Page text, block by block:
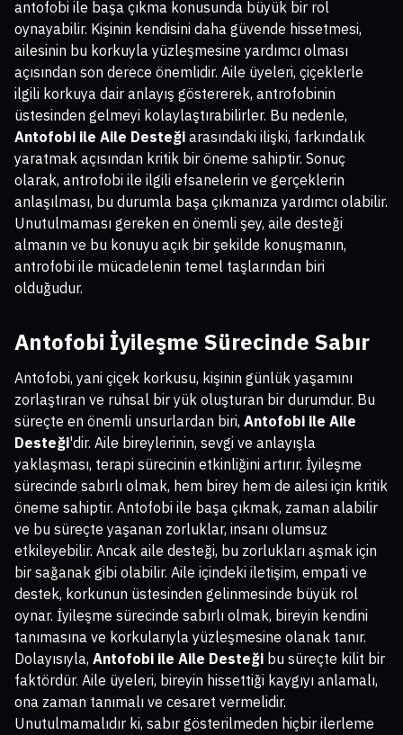
antofobi ile başa çıkma konusunda büyük bir rol
oynayabilir. Kişinin kendisini daha güvende hissetmesi,
ailesinin bu korkuyla yüzleşmesine yardımcı olması
açısından son derece önemlidir. Aile üyeleri, çiçeklerle
ilgili korkuya dair anlayış göstererek, antrofobinin
üstesinden gelmeyi kolaylaştırabilirler. Bu nedenle,
Antofobi ile Aile Desteği arasındaki ilişki, farkındalık
yaratmak açısından kritik bir öneme sahiptir. Sonuç
olarak, antrofobi ile ilgili efsanelerin ve gerçeklerin
anlaşılması, bu durumla başa çıkmanıza yardımcı olabilir.
Unutulmaması gereken en önemli şey, aile desteği
almanın ve bu konuyu açık bir şekilde konuşmanın,
antrofobi ile mücadelenin temel taşlarından biri
olduğudur.
Antofobi İyileşme Sürecinde Sabır
Antofobi, yani çiçek korkusu, kişinin günlük yaşamını
zorlaştıran ve ruhsal bir yük oluşturan bir durumdur. Bu
süreçte en önemli unsurlardan biri, Antofobi ile Aile
Desteği'dir. Aile bireylerinin, sevgi ve anlayışla
yaklaşması, terapi sürecinin etkinliğini artırır. İyileşme
sürecinde sabırlı olmak, hem birey hem de ailesi için kritik
öneme sahiptir. Antofobi ile başa çıkmak, zaman alabilir
ve bu süreçte yaşanan zorluklar, insanı olumsuz
etkileyebilir. Ancak aile desteği, bu zorlukları aşmak için
bir sağanak gibi olabilir. Aile içindeki iletişim, empati ve
destek, korkunun üstesinden gelinmesinde büyük rol
oynar. İyileşme sürecinde sabırlı olmak, bireyin kendini
tanımasına ve korkularıyla yüzleşmesine olanak tanır.
Dolayısıyla, Antofobi ile Aile Desteği bu süreçte kilit bir
faktördür. Aile üyeleri, bireyin hissettiği kaygıyı anlamalı,
ona zaman tanımalı ve cesaret vermelidir.
Unutulmamalıdır ki, sabır gösterilmeden hiçbir ilerleme